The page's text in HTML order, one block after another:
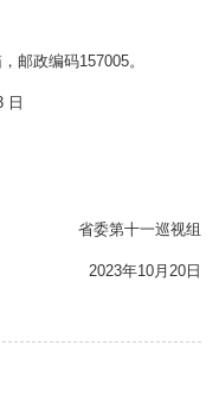
邮政编码157005。
日
省委第十一巡视组
2023年10月20日